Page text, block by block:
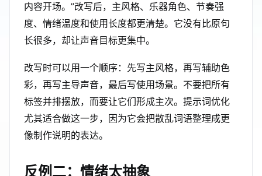
内容开场。”改写后，主风格、乐器角色、节奏强
度、情绪温度和使用长度都更清楚。它没有比原句
长很多，却让声音目标更集中。
改写时可以用一个顺序：先写主风格，再写辅助色
彩，再写主导声音，最后写使用场景。不要把所有
标签并排摆放，而要让它们形成主次。提示词优化
尤其适合做这一步，因为它会把散乱词语整理成更
像制作说明的表达。
反例二：情绪太抽象